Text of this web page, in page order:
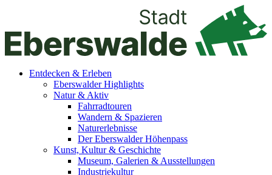
Entdecken & Erleben
Eberswalder Highlights
Natur & Aktiv
Fahrradtouren
Wandern & Spazieren
Naturerlebnisse
Der Eberswalder Höhenpass
Kunst, Kultur & Geschichte
Museum, Galerien & Ausstellungen
Industriekultur